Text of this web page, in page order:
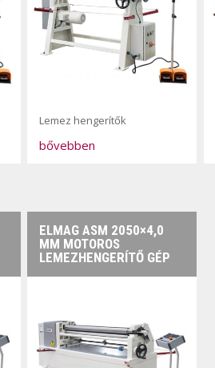
Lemez hengerítők
bővebben
ELMAG ASM 2050×4,0
MM MOTOROS
LEMEZHENGERÍTŐ GÉP